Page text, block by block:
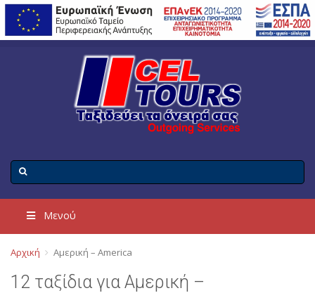
Μενού
Αρχική Αμερική – America
12 ταξίδια για Αμερική –